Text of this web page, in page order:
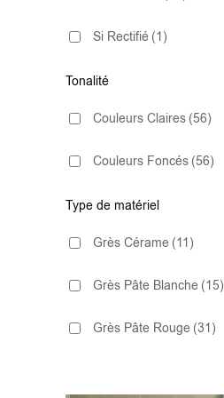
10x30.5(1)
10x40
13.2x13.2 (1)
13x13(5)
15,2×17,2(1)
Imitation Pierre
Métro
Si Rectifié (1)
Tonalité
Couleurs Claires (56)
Couleurs Foncés (56)
Type de matériel
Grès Cérame (11)
Grès Pâte Blanche (15)
Grès Pâte Rouge (31)